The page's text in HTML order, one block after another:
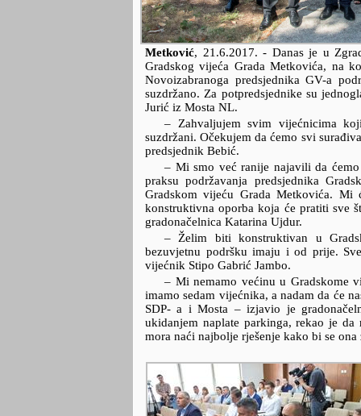
Metković, 21.6.2017.- Danas je u
Gradskog vijeća Grada Metkovića, na
Novoizabranoga predsjednika GV-a
suzdržano. Za potpredsjednike su
Jurić iz Mosta NL.
– Zahvaljujem svim vijećnicima
suzdržani. Očekujem da ćemo svi
predsjednik Bebić.
– Mi smo već ranije najavili da
praksu podržavanja predsjednika
Gradskom vijeću Grada Metkovića.
konstruktivna oporba koja će pratiti sve
gradonačelnica Katarina Ujdur.
– Želim biti konstruktivan u
bezuvjetnu podršku imaju i od prije.
vijećnik Stipo Gabrić Jambo.
– Mi nemamo većinu u Gradskome
imamo sedam vijećnika, a nadam da će
SDP- a i Mosta – izjavio je
ukidanjem naplate parkinga, rekao je
mora naći najbolje rješenje kako bi se ona